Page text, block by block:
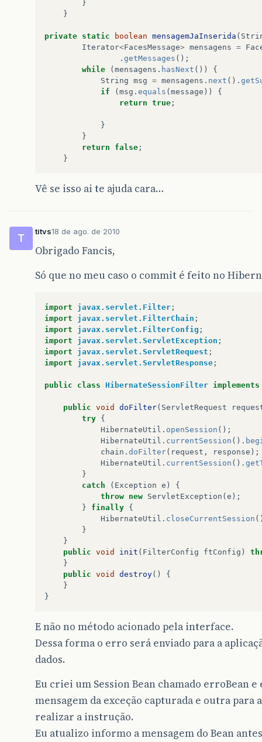
}
}
private static boolean mensagemJaInserida (
Iterator<FacesMessage> mensagens =
. getMessages ();
while
( mensagens . hasNext ())
{
String msg = mensagens . next ().
if
( msg . equals ( message ))
{
return true ;
}
}
return
false ;
}
Vê se isso ai te ajuda cara…
T
titvs18 de ago. de 2010
Obrigado Fancis,
Só que no meu caso o commit é feito no
import javax.servlet.Filter ;
import
javax.servlet.FilterChain ;
import
javax.servlet.FilterConfig ;
import
javax.servlet.ServletException ;
import
javax.servlet.ServletRequest ;
import
javax.servlet.ServletResponse ;
public class HibernateSessionFilter implements
public void doFilter( ServletRequest
try {
HibernateUtil . openSession ();
HibernateUtil . currentSession ().
chain . doFilter( request , response );
HibernateUtil . currentSession ().
}
catch
( Exception e )
{
throw new ServletException ( e );
}
finally {
HibernateUtil . closeCurrentSession
}
}
public void init ( FilterConfig ftConfig )
}
public void destroy()
{
}
}
E não no método acionado pela interface.
Dessa forma o erro será enviado para a
dados.
Eu criei um Session Bean chamado erroBean
mensagem da exceção capturada e outra
realizar a instrução.
Eu atualizo informo a mensagem do Bean